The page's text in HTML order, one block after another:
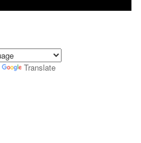
Translate